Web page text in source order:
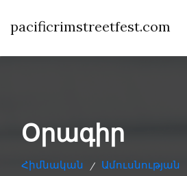
pacificrimstreetfest.com
Օրագիր
Հիմնական /
Ամուսնության